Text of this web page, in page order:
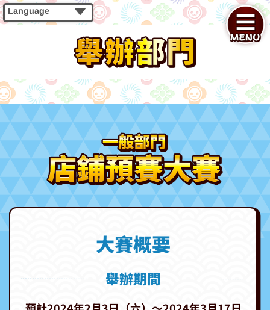
Language
大賽概要
舉辦期間